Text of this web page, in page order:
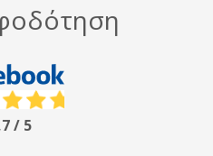
/ 5